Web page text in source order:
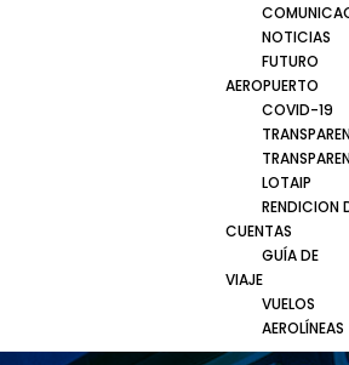
NOTICIAS
FUTURO
AEROPUERTO
COVID-19
LOTAIP
RENDICION
CUENTAS
GUÍA DE
VIAJE
VUELOS
AEROLÍNEAS